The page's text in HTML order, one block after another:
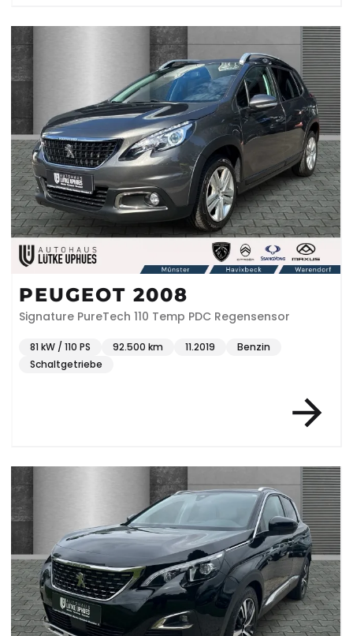
PEUGEOT 2008
Signature PureTech 110 Temp PDC Regensensor
81 kW / 110 PS 92.500 km 11.2019
Benzin
Schaltgetriebe